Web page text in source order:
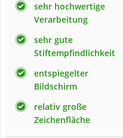
sehr hochwertige
Verarbeitung
sehr gute
Stiftempfindlichkeit
entspiegelter
Bildschirm
relativ große
Zeichenfläche